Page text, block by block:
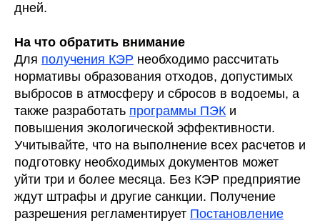
дней.
На что обратить внимание
Для получения КЭР необходимо рассчитать
нормативы образования отходов, допустимых
выбросов в атмосферу и сбросов в водоемы, а
также разработать программы ПЭКи
повышения экологической эффективности.
Учитывайте, что на выполнение всех расчетов и
подготовку необходимых документов может
уйти три и более месяца. Без КЭР предприятие
ждут штрафы и другие санкции. Получение
разрешения регламентирует Постановление